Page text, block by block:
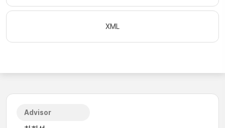
XML
Advisor